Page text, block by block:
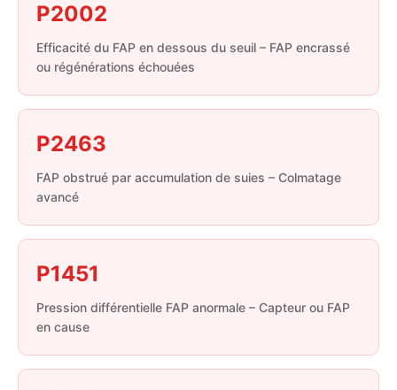
P2002
Efficacité du FAP en dessous du seuil – FAP encrassé
ou régénérations échouées
P2463
FAP obstrué par accumulation de suies – Colmatage
avancé
P1451
Pression différentielle FAP anormale – Capteur ou FAP
en cause